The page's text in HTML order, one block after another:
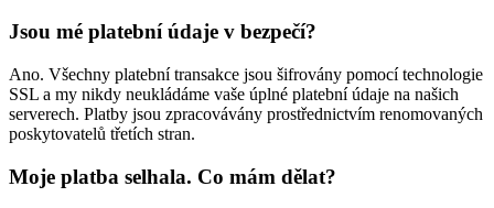
Jsou mé platební údaje v bezpečí?
Ano. Všechny platební transakce jsou šifrovány pomocí technologie
SSL a my nikdy neukládáme vaše úplné platební údaje na našich
serverech. Platby jsou zpracovávány prostřednictvím renomovaných
poskytovatelů třetích stran.
Moje platba selhala. Co mám dělat?